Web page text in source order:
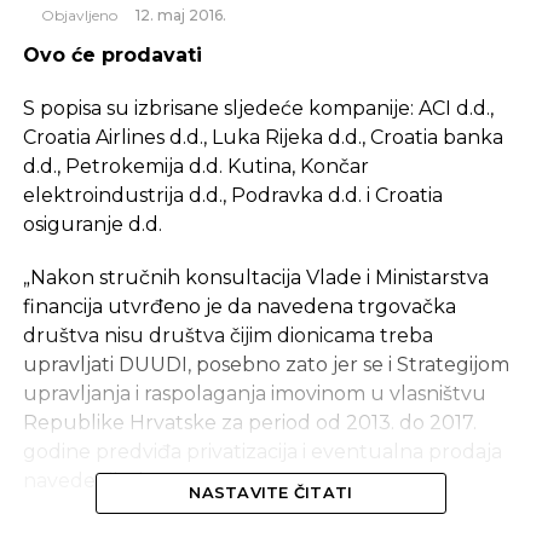
Objavljeno 12. maj 2016.
Ovo će prodavati
S popisa su izbrisane sljedeće kompanije: ACI d.d.,
Croatia Airlines d.d., Luka Rijeka d.d., Croatia banka
d.d., Petrokemija d.d. Kutina, Končar
elektroindustrija d.d., Podravka d.d. i Croatia
osiguranje d.d.
„Nakon stručnih konsultacija Vlade i Ministarstva
financija utvrđeno je da navedena trgovačka
društva nisu društva čijim dionicama treba
upravljati DUUDI, posebno zato jer se i Strategijom
upravljanja i raspolaganja imovinom u vlasništvu
Republike Hrvatske za period od 2013. do 2017.
navedenih društava.
NASTAVITE ČITATI